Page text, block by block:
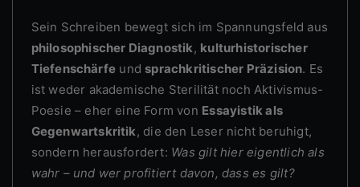
Sein Schreiben bewegt sich im Spannungsfeld aus
philosophischer Diagnostik, kulturhistorischer
Tiefenschärfe und sprachkritischer Präzision. Es
ist weder akademische Sterilität noch Aktivismus-
Poesie – eher eine Form von Essayistik als
Gegenwartskritik, die den Leser nicht beruhigt,
sondern herausfordert: Was gilt hier eigentlich als
wahr – und wer profitiert davon, dass es gilt?